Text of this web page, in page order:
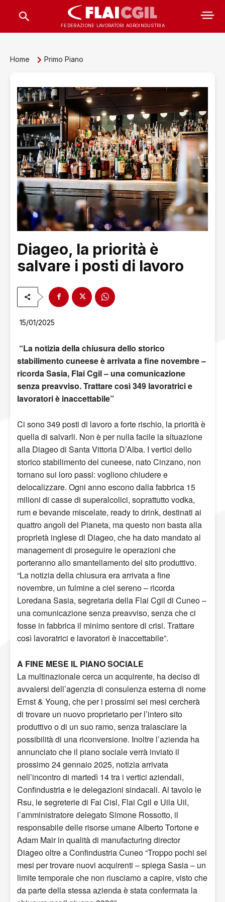
FEDERAZIONE LAVORATORI AGROINDUSTRIA
Home Primo Piano
Diageo, la priorità è
salvare i posti di lavoro
15/01/2025
“La notizia della chiusura dello storico
stabilimento cuneese è arrivata a fine novembre –
ricorda Sasia, Flai Cgil – una comunicazione
senza preavviso. Trattare così 349 lavoratrici e
lavoratori è inaccettabile”
Ci sono 349 posti di lavoro a forte rischio, la priorità è
quella di salvarli. Non è per nulla facile la situazione
alla Diageo di Santa Vittoria D’Alba. I vertici dello
storico stabilimento del cuneese, nato Cinzano, non
tornano sui loro passi: vogliono chiudere e
delocalizzare. Ogni anno escono dalla fabbrica 15
milioni di casse di superalcolici, soprattutto vodka,
rum e bevande miscelate, ready to drink, destinati ai
quattro angoli del Pianeta, ma questo non basta alla
proprietà inglese di Diageo, che ha dato mandato al
management di proseguire le operazioni che
porteranno allo smantellamento del sito produttivo.
“La notizia della chiusura era arrivata a fine
novembre, un fulmine a ciel sereno – ricorda
Loredana Sasia, segretaria della Flai Cgil di Cuneo –
una comunicazione senza preavviso, senza che ci
fosse in fabbrica il minimo sentore di crisi. Trattare
così lavoratrici e lavoratori è inaccettabile”.
A FINE MESE IL PIANO SOCIALE
La multinazionale cerca un acquirente, ha deciso di
avvalersi dell’agenzia di consulenza esterna di nome
Ernst & Young, che per i prossimi sei mesi cercherà
di trovare un nuovo proprietario per l’intero sito
produttivo o di un suo ramo, senza tralasciare la
possibilità di una riconversione. Inoltre l’azienda ha
annunciato che il piano sociale verrà inviato il
prossimo 24 gennaio 2025, notizia arrivata
nell’incontro di martedì 14 tra i vertici aziendali,
Confindustria e le delegazioni sindacali. Al tavolo le
Rsu, le segreterie di Fai Cisl, Flai Cgil e Uila Uil,
l’amministratore delegato Simone Rossotto, il
responsabile delle risorse umane Alberto Tortone e
Adam Mair in qualità di manufacturing director
Diageo oltre a Confindustria Cuneo “Troppo pochi sei
mesi per trovare nuovi acquirenti – spiega Sasia – un
limite temporale che non riusciamo a capire, visto che
da parte della stessa azienda è stata confermata la